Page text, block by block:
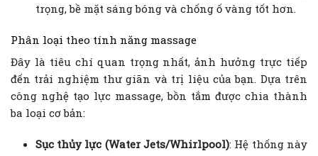
trọng, bề mặt sáng bóng và chống ố vàng tốt hơn.
Phân loại theo tính năng massage
Đây là tiêu chí quan trọng nhất, ảnh hưởng trực tiếp
đến trải nghiệm thư giãn và trị liệu của bạn. Dựa trên
công nghệ tạo lực massage, bồn tắm được chia thành
ba loại cơ bản:
Sục thủy lực (Water Jets/Whirlpool): Hệ thống này